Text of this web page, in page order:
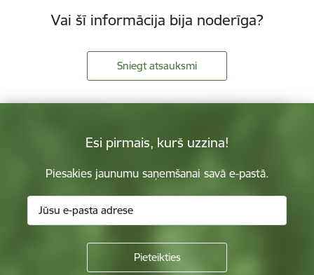
Vai šī informācija bija noderīga?
Sniegt atsauksmi
Esi pirmais, kurš uzzina!
Piesakies jaunumu saņemšanai savā e-pastā.